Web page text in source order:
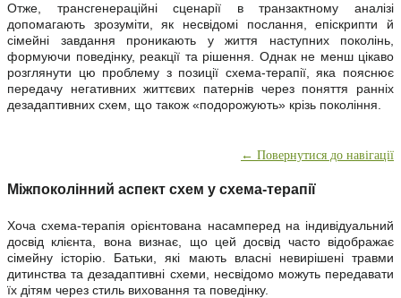
Отже, трансгенераційні сценарії в транзактному аналізі
допомагають зрозуміти, як несвідомі послання, епіскрипти й
сімейні завдання проникають у життя наступних поколінь,
формуючи поведінку, реакції та рішення. Однак не менш цікаво
розглянути цю проблему з позиції схема-терапії, яка пояснює
передачу негативних життєвих патернів через поняття ранніх
дезадаптивних схем, що також «подорожують» крізь покоління.
← Повернутися до навігації
Міжпоколінний аспект схем у схема-терапії
Хоча схема-терапія орієнтована насамперед на індивідуальний
досвід клієнта, вона визнає, що цей досвід часто відображає
сімейну історію. Батьки, які мають власні невирішені травми
дитинства та дезадаптивні схеми, несвідомо можуть передавати
їх дітям через стиль виховання та поведінку.